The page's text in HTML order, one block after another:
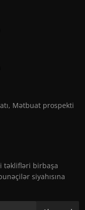
Mətbuat prospekti
təklifləri birbaşa
siyahısına